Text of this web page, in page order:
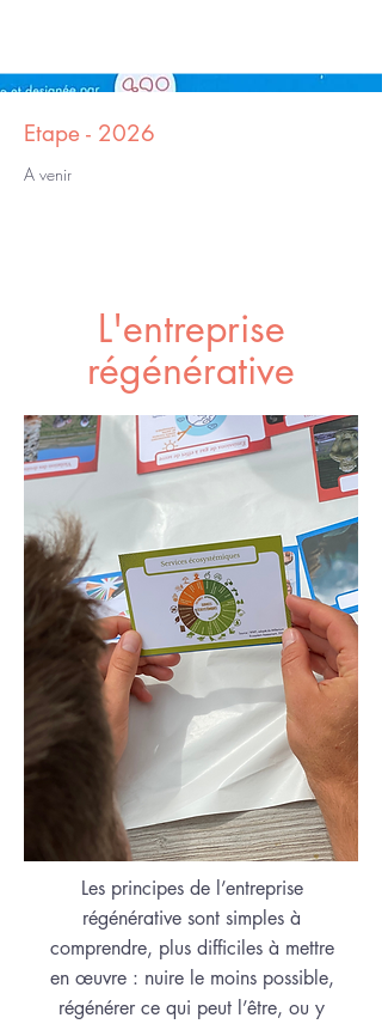
Etape - 2026
A venir
L'entreprise
régénérative
Les principes de l’entreprise
régénérative sont simples à
comprendre, plus difficiles à mettre
en œuvre : nuire le moins possible,
régénérer ce qui peut l’être, ou y